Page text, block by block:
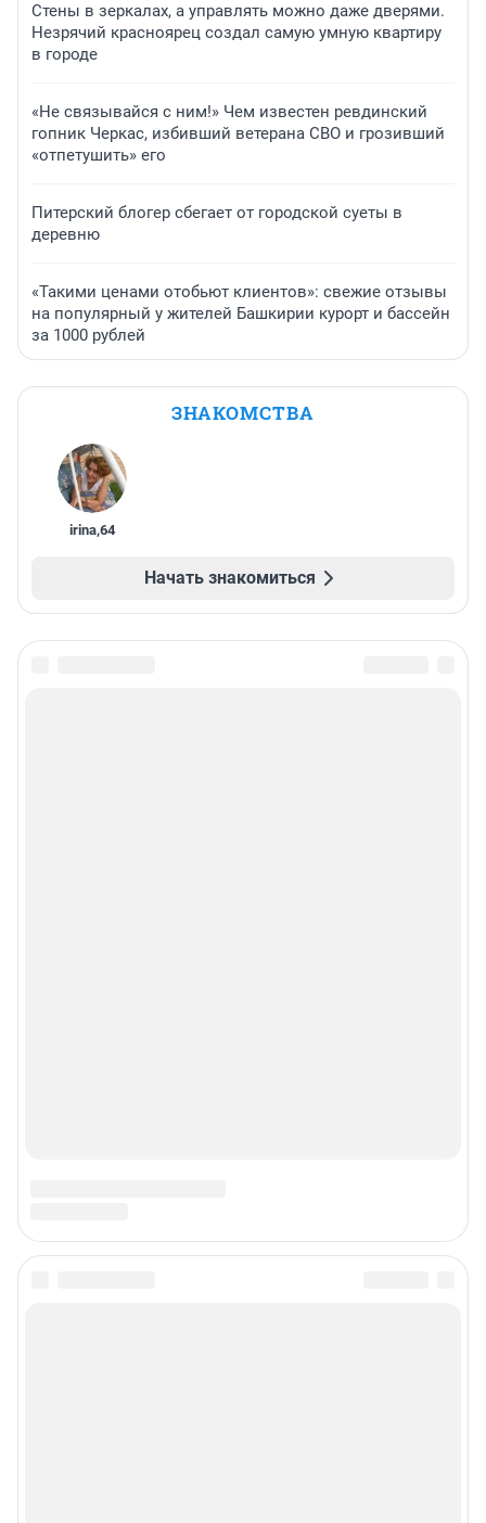
Стены в зеркалах, а управлять можно даже дверями.
Незрячий красноярец создал самую умную квартиру
в городе
«Не связывайся с ним!» Чем известен ревдинский
гопник Черкас, избивший ветерана СВО и грозивший
«отпетушить» его
Питерский блогер сбегает от городской суеты в
деревню
«Такими ценами отобьют клиентов»: свежие отзывы
на популярный у жителей Башкирии курорт и бассейн
за 1000 рублей
ЗНАКОМСТВА
irina,64
Начать знакомиться